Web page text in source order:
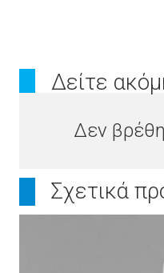
Δείτε
Δεν
Σχετικά